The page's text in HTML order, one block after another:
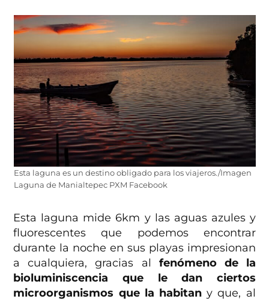
Esta laguna es un destino obligado para los viajeros./Imagen
Laguna de Manialtepec PXM Facebook
Esta laguna mide 6km y las aguas azules y
fluorescentes que podemos encontrar
durante la noche en sus playas impresionan
a cualquiera, gracias al fenómeno de la
bioluminiscencia que le dan ciertos
microorganismos que la habitan y que, al